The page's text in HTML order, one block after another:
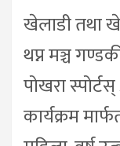
खेलाडी तथा
थप्न मञ्च
पोखरा
कार्यक्रम